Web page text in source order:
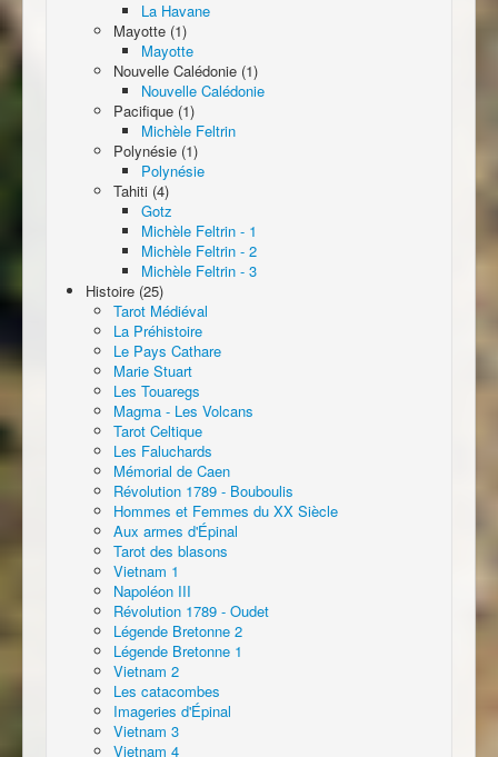
La Havane
Mayotte (1)
Mayotte
Nouvelle Calédonie (1)
Nouvelle Calédonie
Pacifique (1)
Michèle Feltrin
Polynésie (1)
Polynésie
Tahiti (4)
Gotz
Michèle Feltrin - 1
Michèle Feltrin - 2
Michèle Feltrin - 3
Histoire (25)
Tarot Médiéval
La Préhistoire
Le Pays Cathare
Marie Stuart
Les Touaregs
Magma - Les Volcans
Tarot Celtique
Les Faluchards
Mémorial de Caen
Révolution 1789 - Bouboulis
Hommes et Femmes du XX Siècle
Aux armes d'Épinal
Tarot des blasons
Vietnam 1
Napoléon III
Révolution 1789 - Oudet
Légende Bretonne 2
Légende Bretonne 1
Vietnam 2
Les catacombes
Imageries d'Épinal
Vietnam 3
Vietnam 4